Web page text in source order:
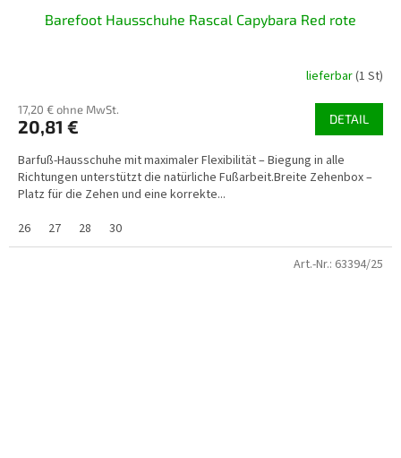
Barefoot Hausschuhe Rascal Capybara Red rote
lieferbar(1 St)
17,20 € ohne MwSt.
20,81 € DETAIL
Barfuß-Hausschuhe mit maximaler Flexibilität – Biegung in alle
Richtungen unterstützt die natürliche Fußarbeit.Breite Zehenbox –
Platz für die Zehen und eine korrekte...
26
27 28 30
Art.-Nr.: 63394/25